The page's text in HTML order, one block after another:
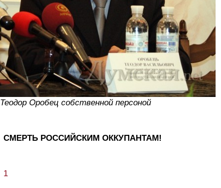
Теодор Оробец собственной персоной
СМЕРТЬ РОССИЙСКИМ ОККУПАНТАМ!
1